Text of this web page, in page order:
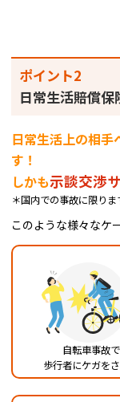
ポイント2
日常生活賠償保
日常生活上の相手
す！
しかも示談交渉
＊国内での事故に限りま
このような様々なケ
自転車事故で
歩行者にケガを